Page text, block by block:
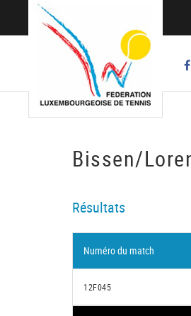
Bissen/
Résultats
Numéro du match
12F045